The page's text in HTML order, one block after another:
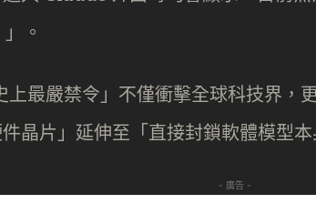
。
上最嚴禁令」不僅衝擊全球科技界，
晶片」延伸至「直接封鎖軟體模型本
- 廣告 -